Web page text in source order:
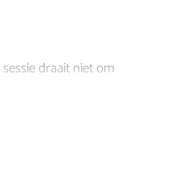
draait niet om